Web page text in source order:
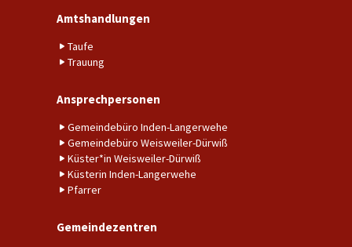
Amtshandlungen
Taufe
Trauung
Ansprechpersonen
Gemeindebüro Inden-Langerwehe
Gemeindebüro Weisweiler-Dürwiß
Küster*in Weisweiler-Dürwiß
Küsterin Inden-Langerwehe
Pfarrer
Gemeindezentren